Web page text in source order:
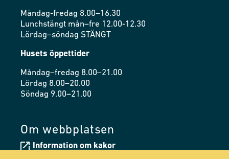
Måndag-fredag 8.00–16.30
Lunchstängt mån–fre 12.00-12.30
Lördag–söndag STÄNGT
Husets öppettider
Måndag–fredag 8.00–21.00
Lördag 8.00–20.00
Söndag 9.00–21.00
Om webbplatsen
Information om kakor